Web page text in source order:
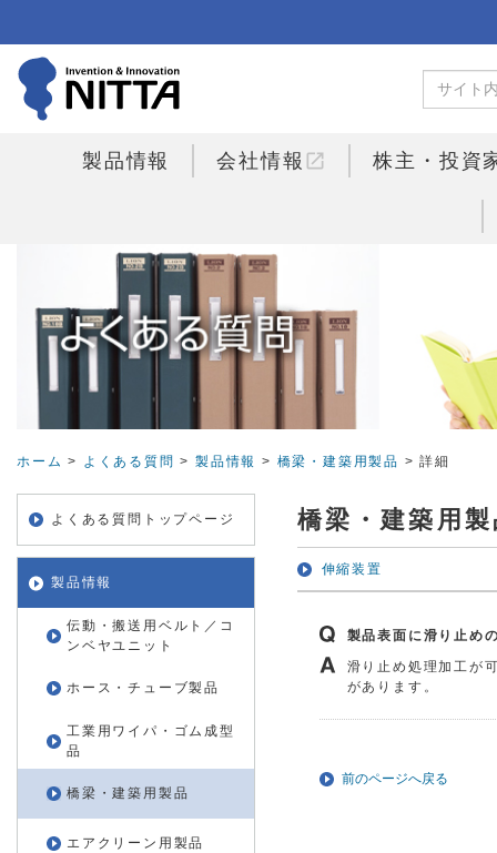
製品情報 会社情報 open_in_new 株主・投資
ホーム > よくある質問 >製品情報 > 橋梁・建築用製品 > 詳細
よくある質問トップページ
製品情報
伝動・搬送用ベルト／コ
ンベヤユニット
ホース・チューブ製品
工業用ワイパ・ゴム成型
品
橋梁・建築用製品
エアクリーン用製品
橋梁・建築用
伸縮装置
製品表面に滑り止め
滑り止め処理加工が
があります。
前のページへ戻る